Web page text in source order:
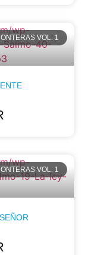
VOL. 1
VOL. 1